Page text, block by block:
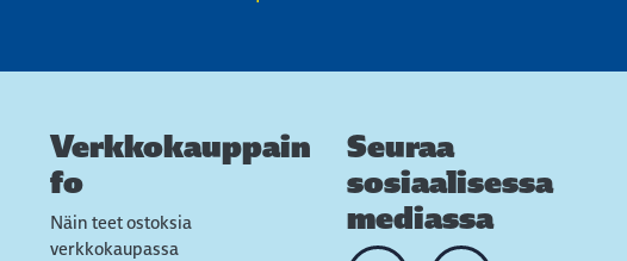
Verkkokauppain
fo
Näin teet ostoksia
verkkokaupassa
Seuraa
sosiaalisessa
mediassa